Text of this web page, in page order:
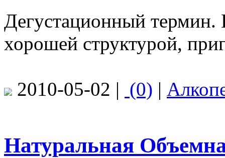
Дегустационный термин.
хорошей структурой,
2010-05-02 | (0) |
Натуральная